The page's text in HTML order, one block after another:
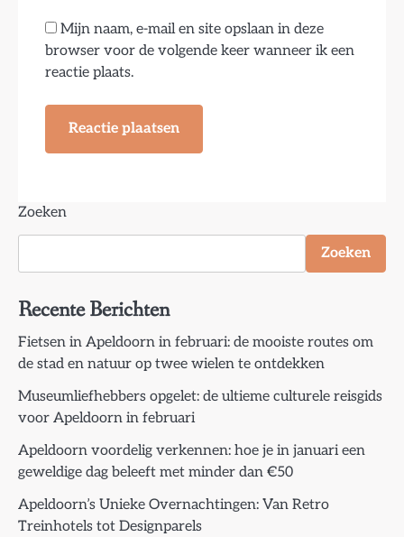
Mijn naam, e-mail en site opslaan in deze
browser voor de volgende keer wanneer ik een
reactie plaats.
Zoeken
Zoeken
Recente Berichten
Fietsen in Apeldoorn in februari: de mooiste routes om
de stad en natuur op twee wielen te ontdekken
Museumliefhebbers opgelet: de ultieme culturele reisgids
voor Apeldoorn in februari
Apeldoorn voordelig verkennen: hoe je in januari een
geweldige dag beleeft met minder dan €50
Apeldoorn’s Unieke Overnachtingen: Van Retro
Treinhotels tot Designparels